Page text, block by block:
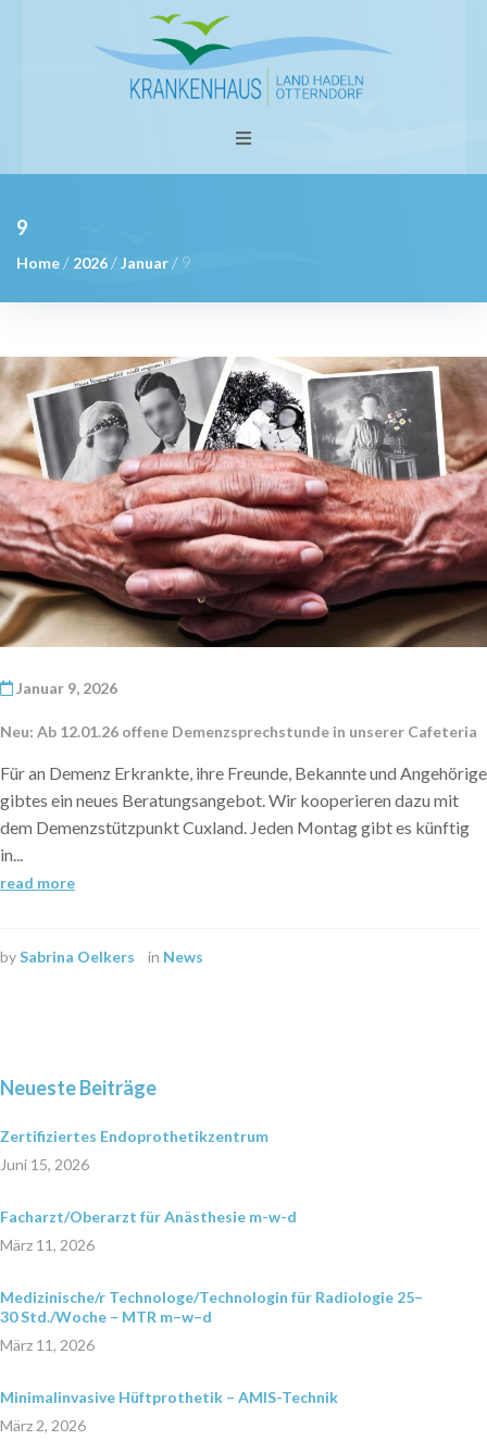
9
Home / 2026 /Januar / 9
Januar 9, 2026
Neu: Ab 12.01.26 offene Demenzsprechstunde in unserer Cafeteria
Für an Demenz Erkrankte, ihre Freunde, Bekannte und Angehörige
gibtes ein neues Beratungsangebot. Wir kooperieren dazu mit
dem Demenzstützpunkt Cuxland. Jeden Montag gibt es künftig
in...
read more
bySabrina Oelkers in News
Neueste Beiträge
Zertifiziertes Endoprothetikzentrum
Juni 15, 2026
Facharzt/Oberarzt für Anästhesie m-w-d
März 11, 2026
Medizinische/r Technologe/Technologin für Radiologie 25–
30 Std./Woche – MTR m–w–d
März 11, 2026
Minimalinvasive Hüftprothetik – AMIS-Technik
März 2, 2026